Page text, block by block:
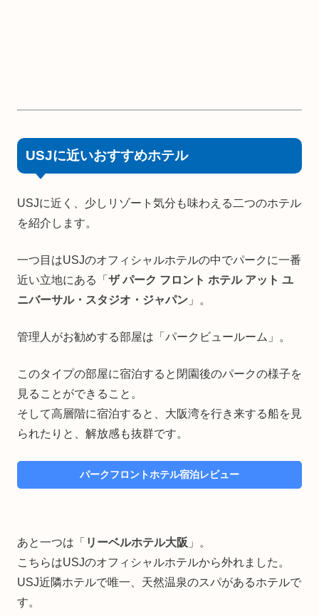
USJに近いおすすめホテル
USJに近く、少しリゾート気分も味わえる二つのホテル
を紹介します。
一つ目はUSJのオフィシャルホテルの中でパークに一番
近い立地にある「 ザ パーク フロント ホテル アット ユ
ニバーサル・スタジオ・ジャパン 」。
管理人がお勧めする部屋は「パークビュールーム」。
このタイプの部屋に宿泊すると閉園後のパークの様子を
見ることができること。
そして高層階に宿泊すると、大阪湾を行き来する船を見
られたりと、解放感も抜群です。
パークフロントホテル宿泊レビュー
あと一つは「 リーベルホテル大阪 」。
こちらはUSJのオフィシャルホテルから外れました。
USJ近隣ホテルで唯一、天然温泉のスパがあるホテルで
す。